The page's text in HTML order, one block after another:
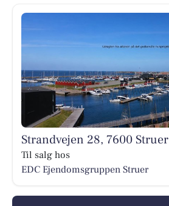
Strandvejen 28, 7600 Struer
Til salg hos
EDC Ejen­doms­grup­pen Struer